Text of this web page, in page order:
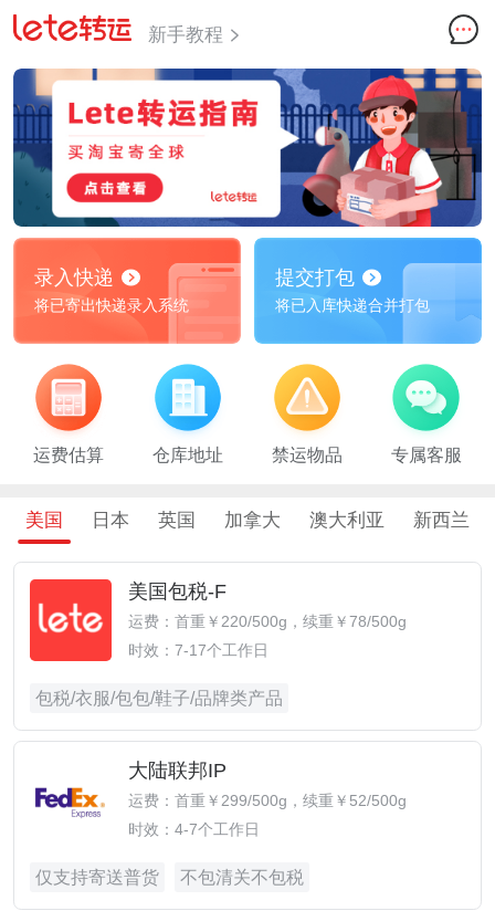
新手教程
录入快递
将已寄出快递录入系统
提交打包
将已入库快递合并打包
运费估算 仓库地址 禁运物品 专属客服
美国 日本 英国 加拿大 澳大利亚 新西兰
美国包税-F
运费：首重￥220/500g，续重￥78/500g
时效：7-17个工作日
包税/衣服/包包/鞋子/品牌类产品
大陆联邦IP
运费：首重￥299/500g，续重￥52/500g
时效：4-7个工作日
仅支持寄送普货 不包清关不包税